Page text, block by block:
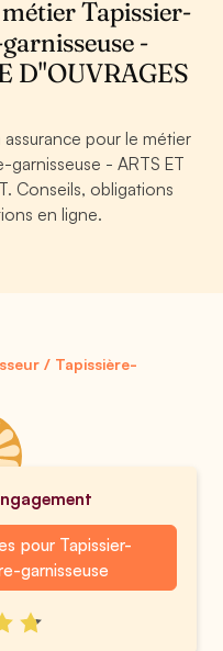
Tapissier-
-
D''OUVRAGES
pour le métier
garnisseuse - ARTS ET
Conseils, obligations
en ligne.
/ Tapissière-
pour Tapissier-
garnisseuse